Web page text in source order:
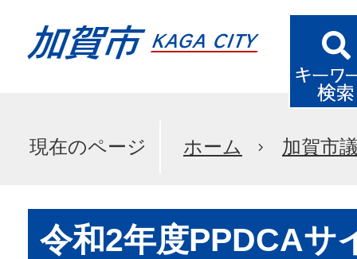
現在のページ ホーム 加賀市
令和2年度PPDCAサ